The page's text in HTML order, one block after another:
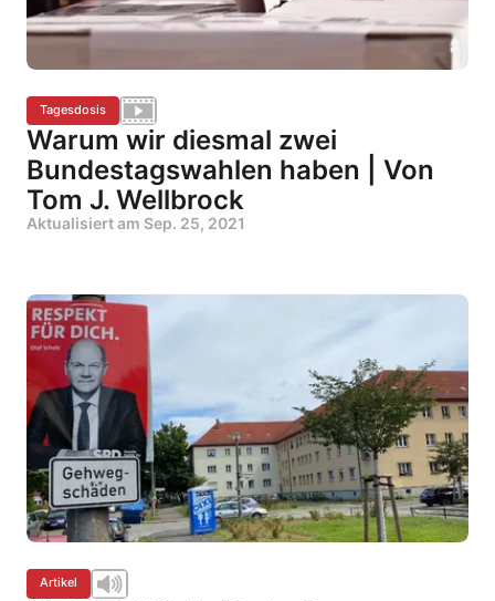
Tagesdosis
Warum wir diesmal zwei
Bundestagswahlen haben | Von
Tom J. Wellbrock
Aktualisiert am Sep. 25, 2021
Artikel